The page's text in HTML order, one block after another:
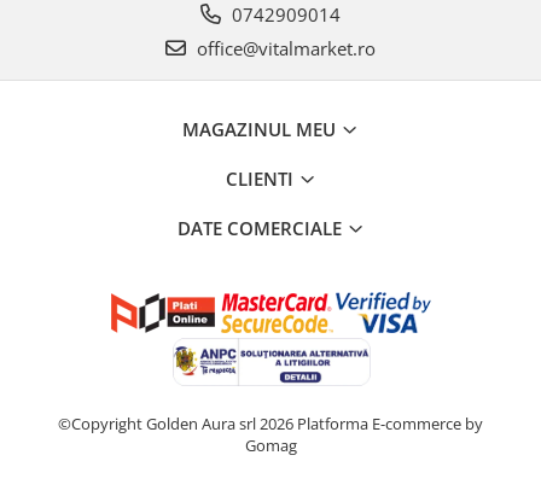
0742909014
office@vitalmarket.ro
MAGAZINUL MEU
CLIENTI
DATE COMERCIALE
©Copyright Golden Aura srl 2026 Platforma E-commerce by
Gomag